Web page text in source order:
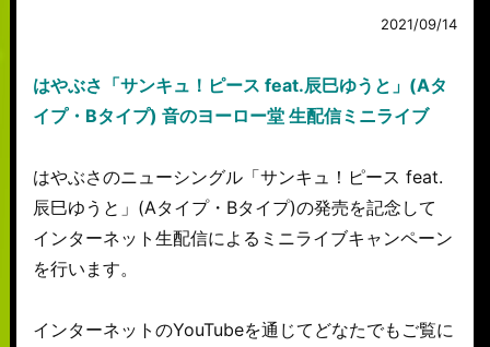
2021/09/14
はやぶさ「サンキュ！ピース feat.辰巳ゆうと」(Aタ
イプ・Bタイプ) 音のヨーロー堂 生配信ミニライブ
はやぶさのニューシングル「サンキュ！ピース feat.
辰巳ゆうと」(Aタイプ・Bタイプ)の発売を記念して
インターネット生配信によるミニライブキャンペーン
を行います。
インターネットのYouTubeを通じてどなたでもご覧に